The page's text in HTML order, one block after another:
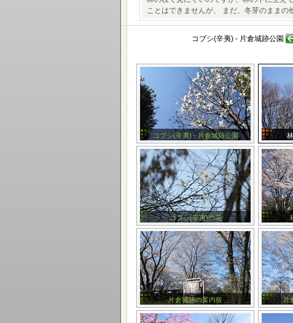
ことはできませんが、 まだ、冬芽のままの
コブシ(辛夷) - 片倉城跡公園
コブシ(辛夷) - 片倉城跡公園
コブシ(辛夷)の花
片倉城跡の案内板 片